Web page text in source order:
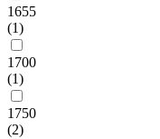
1655
(1)
1700
(1)
1750
(2)